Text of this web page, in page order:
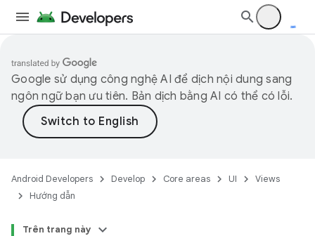
Google sử dụng công nghệ AI để dịch nội dung sang
ngôn ngữ bạn ưu tiên. Bản dịch bằng AI có thể có lỗi.
Android Developers Develop Core areas UI
Views
Hướng dẫn
Trên trang này